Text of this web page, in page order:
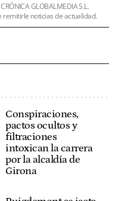
GLOBALMEDIA S.L.
noticias de actualidad.
Conspiraciones,
pactos ocultos y
filtraciones
intoxican la carrera
por la alcaldía de
Girona